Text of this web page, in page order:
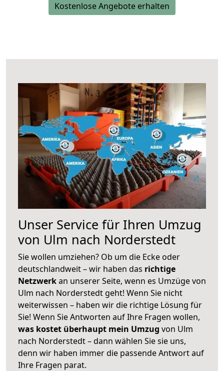
Kostenlose Angebote erhalten
Unser Service für Ihren Umzug
von Ulm nach Norderstedt
Sie wollen umziehen? Ob um die Ecke oder
deutschlandweit – wir haben das richtige
Netzwerkan unserer Seite, wenn es Umzüge von
Ulm nach Norderstedt geht! Wenn Sie nicht
weiterwissen – haben wir die richtige Lösung für
Sie! Wenn Sie Antworten auf Ihre Fragen wollen,
was kostet überhaupt mein Umzug von Ulm
nach Norderstedt – dann wählen Sie sie uns,
denn wir haben immer die passende Antwort auf
Ihre Fragen parat.